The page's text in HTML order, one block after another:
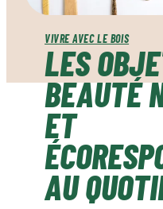
VIVRE AVEC LE BOIS
LES
BEAUTÉ
ET
AU